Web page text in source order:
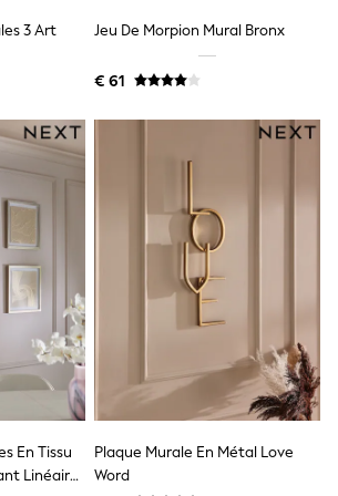
Next
Top & Short Sets
& Hoodies
3 Art Jeu De Morpion Mural Bronx
€ 61
En Tissu
Linéaire
Plaque Murale En Métal Love
Word